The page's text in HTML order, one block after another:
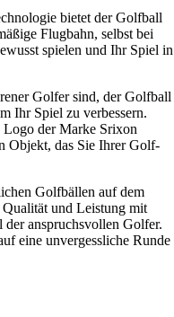
bietet der Golfball
Flugbahn, selbst bei
spielen und Ihr Spiel in
Golfer sind, der Golfball
Ihr Spiel zu verbessern.
Logo der Marke Srixon
Objekt, das Sie Ihrer Golf-
Golfbällen auf dem
und Leistung mit
anspruchsvollen Golfer.
eine unvergessliche Runde